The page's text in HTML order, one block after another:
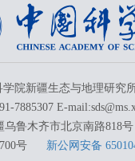
院新疆生态与地理研究
7885307 E-
乌鲁木齐市北京南路818号
号 新公网安备